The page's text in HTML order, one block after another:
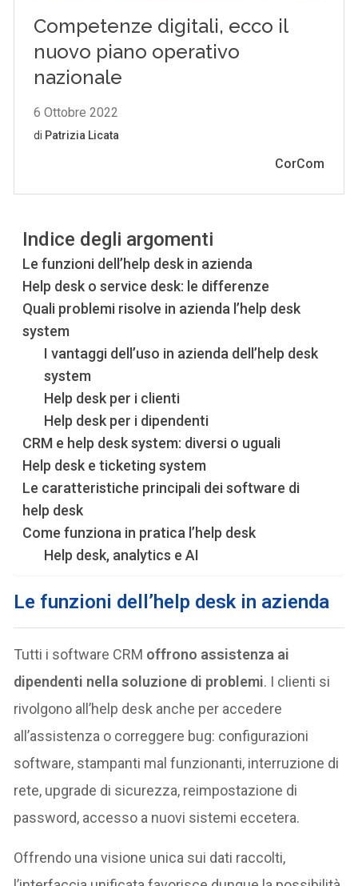
Indice degli argomenti
Le funzioni dell’help desk in azienda
Help desk o service desk: le differenze
Quali problemi risolve in azienda l’help desk
system
I vantaggi dell’uso in azienda dell’help desk
system
Help desk per i clienti
Help desk per i dipendenti
CRM e help desk system: diversi o uguali
Help desk e ticketing system
Le caratteristiche principali dei software di
help desk
Come funziona in pratica l’help desk
Help desk, analytics e AI
Le funzioni dell’help desk in azienda
Tutti i software CRM offrono assistenza ai
dipendenti nella soluzione di problemi. I clienti si
rivolgono all’help desk anche per accedere
all’assistenza o correggere bug: configurazioni
software, stampanti mal funzionanti, interruzione di
rete, upgrade di sicurezza, reimpostazione di
password, accesso a nuovi sistemi eccetera.
Offrendo una visione unica sui dati raccolti,